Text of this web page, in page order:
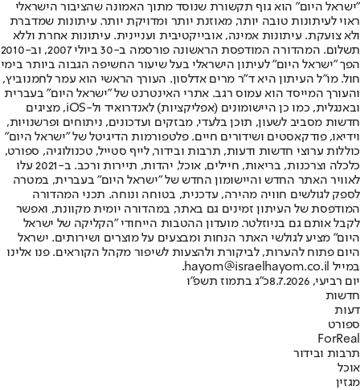
"ישראל היום" הוא גוף תקשורת שנוסד מתוך האמונה שהציבור הישראלי
ראוי לעיתונות טובה יותר, מאוזנת יותר ומדויקת יותר. עיתונות שמדברת
ולא צועקת. עיתונות אמינה, אובייקטיבית ועניינית. עיתונות אחרת וללא
תשלום. המהדורה המודפסת הראשונה פורסמה ב-30 ביולי 2007, וב-2010
הפך "ישראל היום" לעיתון הישראלי בעל שיעור החשיפה הגבוה ביותר בימי
חול. מו"ל העיתון היא ד"ר מרים אדלסון. העורך הראשי הוא עמר לחמנוביץ,
והעורך המייסד הוא עמוס רגב. אתרי האינטרנט של "ישראל היום" בעברית
ובאנגלית, כמו כן היישומונים (אפליקציות) לאנדרואיד ול-iOS, מציגים
חדשות מסביב לשעון, תוכן בלעדי, מבזקים ועדכונים, ניתוחים ופרשנויות,
וידיאו, פודקאסטים ושידורים חיים. פלטפורמות הדיגיטל של "ישראל היום"
כוללות ערוצי חדשות ודעות, תרבות ובידור, לייף סטייל, טכנולוגיה, ספורט,
כלכלה וצרכנות, בריאות, חיילים, אוכל, יהדות, תיירות ורכב. ב-2021 עלו
לאוויר האתר החדש והיישומון החדש של "ישראל היום" בעברית, במטרה
לספק לגולשים חוויה מהירה, עדכנית, בטוחה ונוחה. תכני המהדורה
המודפסת של העיתון זמינים גם באתר, במהדורה יומית מקוונת, ואפשר
לקבל אותם גם בניוזלטר. מועדון ההטבות הייחודי "הקליקה של ישראל
היום" מציע לגולשי האתר הנחות ומבצעים על מוצרים ושירותים. ישראל
היום פתוח להערות, לביקורת ולהצעות לשיפור מקהל הקוראים. פנו אלינו
במייל hayom@israelhayom.co.il.
יום רביעי, 8.7.2026
כ"ג בתמוז תשפ"ו
חדשות
דעות
ספורט
ForReal
תרבות ובידור
אוכל
מגזין